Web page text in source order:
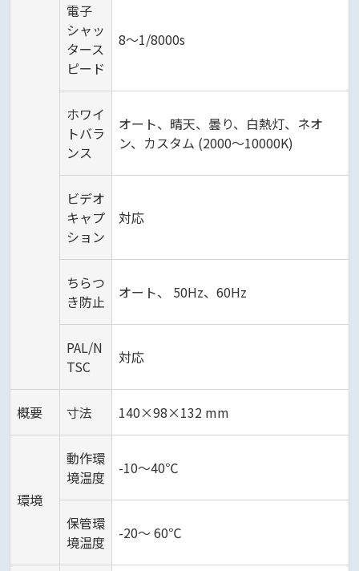
電子
シャッ
タース
ピード
8～1/8000s
ホワイ
トバラ
ンス
オート、晴天、曇り、白熱灯、ネオ
ン、カスタム (2000～10000K)
ビデオ
キャプ
ション
対応
ちらつ
き防止
オート、 50Hz、60Hz
PAL/N
TSC
対応
概要 寸法 140×98×132 mm
環境
動作環
境温度
-10～40℃
保管環
境温度
-20～ 60℃